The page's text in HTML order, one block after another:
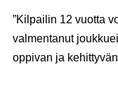
”Kilpailin 12 vuotta
valmentanut
oppivan ja